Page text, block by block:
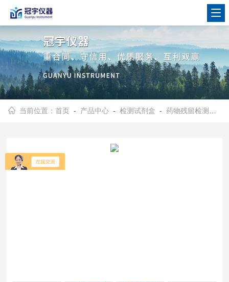
当前位置：首页 - 产品中心 -检测试剂盒 -药物残留检测试剂卡试剂盒